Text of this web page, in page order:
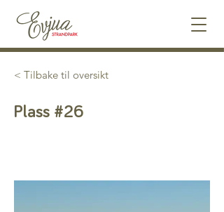
< Tilbake til oversikt
Plass #26